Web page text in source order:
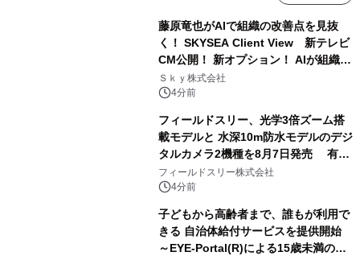
藤原竜也がAIで組織の改善点を見抜
く！ SKYSEA Client View 新テレビ
CM公開！ 新オプション！ AIが組織の
業務実態を分析し労務改善を支援。 藤
原竜也メイキング動画公開 「もしAIが
る自信がある」「昨年の夏はカブトム
シを捕まえたり、虫と戦ったり…」
Ｓｋｙ株式会社
4分前
フィールドスリー、光学3倍ズーム搭
載モデルと 水深10m防水モデルのデジ
タルカメラ2機種を8月7日発売 有効
約1300万画素、用途別に選べるコンデ
ジ新登場
フィールドスリー株式会社
4分前
子どもから高齢者まで、誰もが利用で
きる 自治体給付サービスを提供開始
～EYE-Portal(R)による15歳未満の本